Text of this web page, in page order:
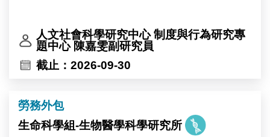
人文社會科學研究中心 制度與行為研究專
題中心 陳嘉雯副研究員
截止：2026-09-30
勞務外包
生命科學組-生物醫學科學研究所